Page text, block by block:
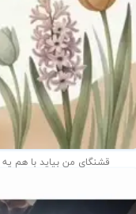
قشنگای من بيايد با هم یه